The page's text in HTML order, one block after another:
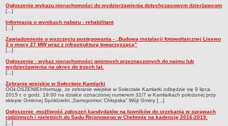
Ogłoszenie wykazu nieruchomości do wydzierżawienia dotychczasowym dzierżawcom
[...]
Informacja o wynikach naboru - rehabilitant
[...]
Zawiadomienie o wszczęciu postępowania - „Budowa instalacji fotowoltaicznej Lisewo
2 o mocy 27 MW wraz z infrastrukturą towarzyszącą”
[...]
Ogłoszenie - wykaz nieruchomości gminnych przeznaczonych do najmu lub
wydzierżawienia na okres do trzech lat.
[...]
Zebranie wiejskie w Sołectwie Kamlarki
OGŁOSZENIEInformuję, że zebranie wiejskie w Sołectwie Kamlarki odbędzie się 9 lipca
2015 r. o godz. 19:00 na działce oznaczonej numerem 32/7 w Kamlarkach położonej przy
sklepie Gminnej Spółdzielni „Samopomoc Chłopska”.Wójt Gminy [...]
Ogłoszenie -możliwość zgłoszeń kandydatów na ławników do orzekania w sprawach
rodzinnych i nieletnich do Sądu Rejonowego w Chełmnie na kadencję 2016-2019.
[...]